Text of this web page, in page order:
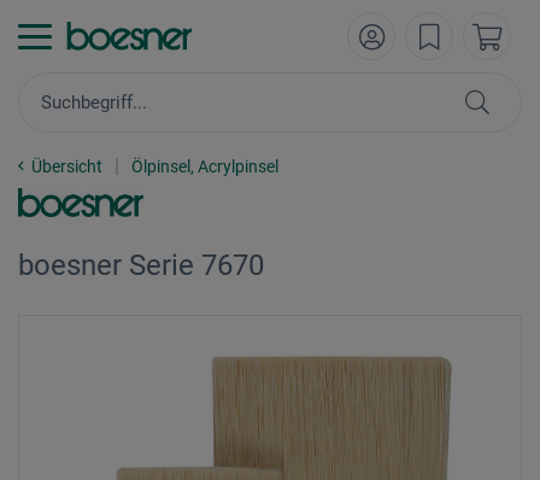
Übersicht Ölpinsel, Acrylpinsel
boesner Serie 7670